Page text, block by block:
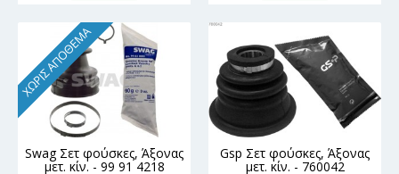
ΧΩΡΊΣ ΑΠΌΘΕΜΑ
Swag Σετ φούσκες, Άξονας
μετ. κίν. - 99 91 4218
Gsp Σετ φούσκες, Άξονας
μετ. κίν. - 760042